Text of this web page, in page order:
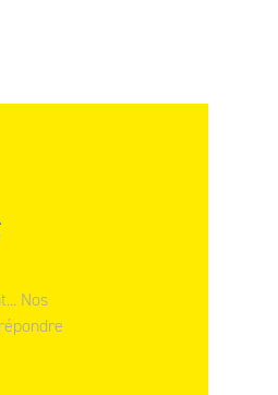
Nos